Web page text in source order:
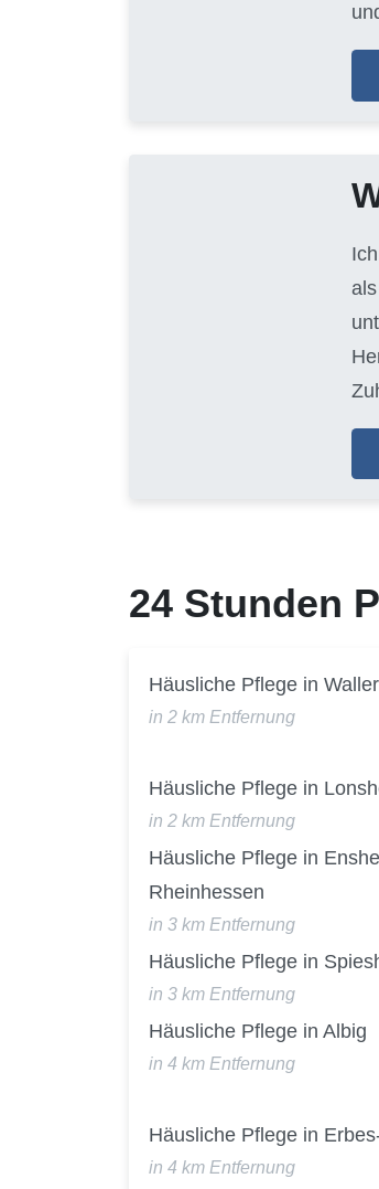
24 Stunden
Häusliche Pflege in
in 2 km Entfernung
Häusliche Pflege in
in 2 km Entfernung
Häusliche Pflege in
Rheinhessen
in 3 km Entfernung
Häusliche Pflege in
in 3 km Entfernung
Häusliche Pflege in Albig
in 4 km Entfernung
Häusliche Pflege in
in 4 km Entfernung